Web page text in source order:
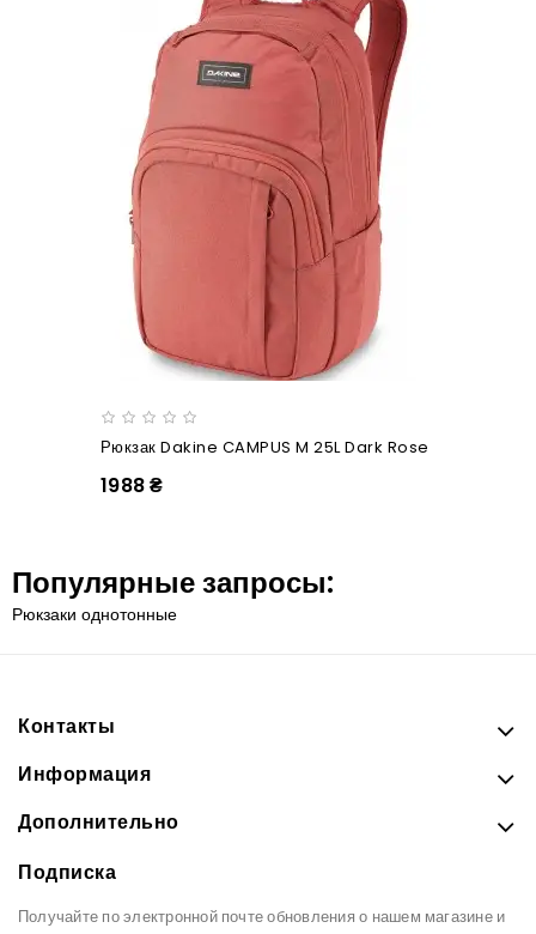
Рюкзак Dakine CAMPUS M 25L Dark Rose
1988 ₴
Популярные запросы:
Рюкзаки однотонные
Контакты
Информация
Дополнительно
Подписка
Получайте по электронной почте обновления о нашем магазине и